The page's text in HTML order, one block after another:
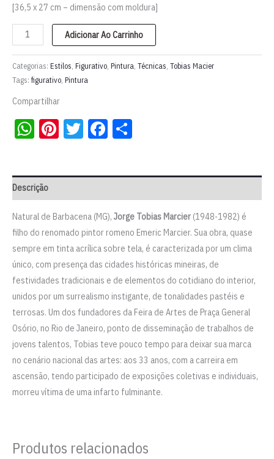
[36,5 x 27 cm – dimensão com moldura]
Pintura
[II]
|
Tobias
Marcier
Adicionar Ao Carrinho
Categorias: Estilos, Figurativo, Pintura, Técnicas, Tobias Macier
Tags: figurativo, Pintura
Compartilhar
WhatsApp
Pinterest
TwitterFacebook
Descrição
Natural de Barbacena (MG), Jorge Tobias Marcier (1948-1982) é
filho do renomado pintor romeno Emeric Marcier. Sua obra, quase
sempre em tinta acrílica sobre tela, é caracterizada por um clima
único, com presença das cidades históricas mineiras, de
festividades tradicionais e de elementos do cotidiano do interior,
unidos por um surrealismo instigante, de tonalidades pastéis e
terrosas. Um dos fundadores da Feira de Artes de Praça General
Osório, no Rio de Janeiro, ponto de disseminação de trabalhos de
jovens talentos, Tobias teve pouco tempo para deixar sua marca
no cenário nacional das artes: aos 33 anos, com a carreira em
ascensão, tendo participado de exposições coletivas e individuais,
morreu vítima de uma infarto fulminante.
Produtos relacionados